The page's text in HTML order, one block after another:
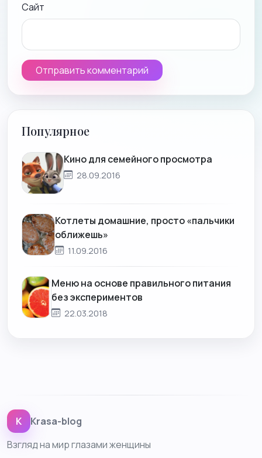
Сайт
Популярное
Кино для семейного просмотра
28.09.2016
Котлеты домашние, просто «пальчики
оближешь»
11.09.2016
Меню на основе правильного питания
без экспериментов
22.03.2018
K
Krasa-blog
Взгляд на мир глазами женщины